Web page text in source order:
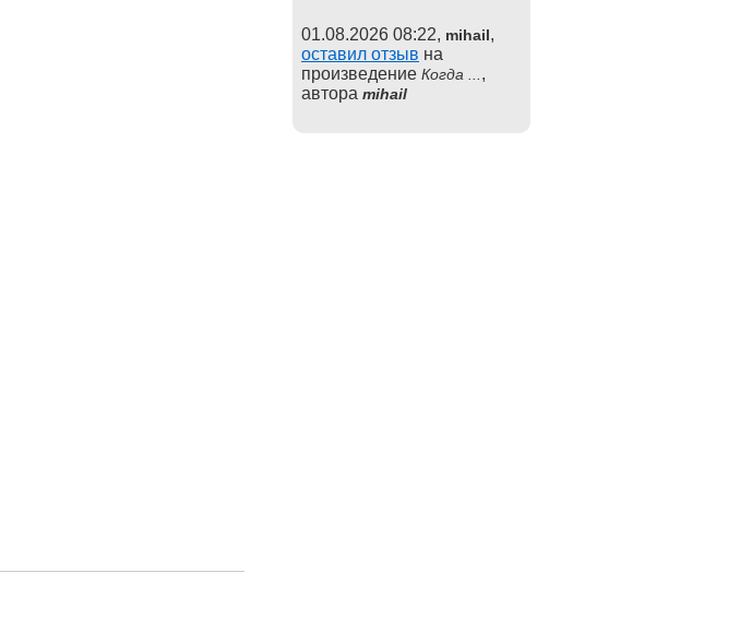
01.08.2026 08:22, mihail,
оставил отзыв на
произведение Когда ... ,
автора mihail